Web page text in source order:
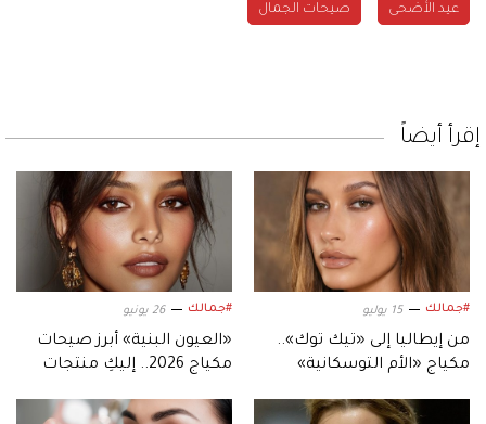
عيد الأضحى صيحات الجمال
إقرأ أيضاً
#جمالك 15 يوليو
من إيطاليا إلى «تيك توك»..
مكياج «الأم التوسكانية»
#جمالك 26 يونيو
«العيون البنية» أبرز صيحات
مكياج 2026.. إليكِ منتجات